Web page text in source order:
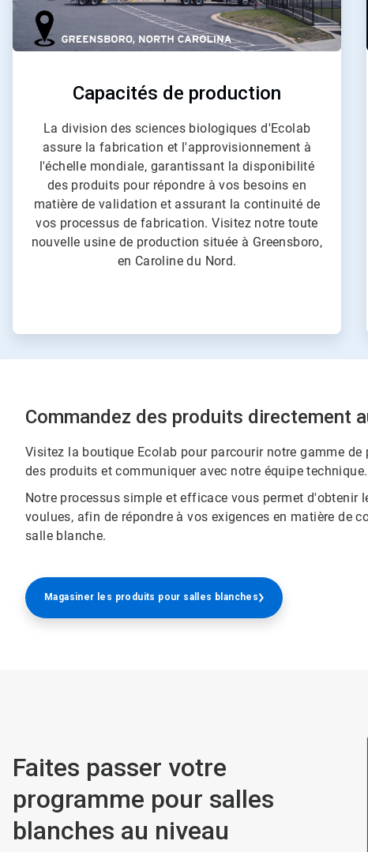
Capacités de production
La division des sciences biologiques d'Ecolab
assure la fabrication et l'approvisionnement à
l'échelle mondiale, garantissant la disponibilité
des produits pour répondre à vos besoins en
matière de validation et assurant la continuité de
vos processus de fabrication. Visitez notre toute
nouvelle usine de production située à Greensboro,
en Caroline du Nord.
Commandez des produits directement
Visitez la boutique Ecolab pour parcourir notre gamme
des produits et communiquer avec notre équipe technique.​​​​​​​
Notre processus simple et efficace vous permet
voulues, afin de répondre à vos exigences en matière de
salle blanche.​​​​​​​
Magasiner les produits pour salles blanches
Faites passer votre
programme pour salles
blanches au niveau